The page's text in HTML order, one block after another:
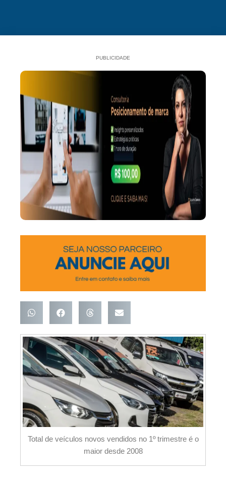
PUBLICIDADE
Total de veículos novos vendidos no 1º trimestre é o
maior desde 2008